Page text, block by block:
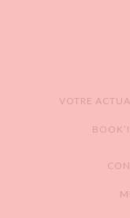
VOTRE